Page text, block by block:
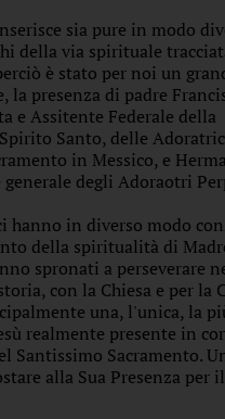
sia pure in modo
della via spirituale
è stato per noi un
la presenza di padre
e Assitente Federale della
Santo, delle
in Messico, e
generale degli Adoraotri
hanno in diverso modo
della spiritualità di
spronati a perseverare
con la Chiesa e per la
una, l'unica, la
realmente presente in
Santissimo Sacramento.
alla Sua Presenza per